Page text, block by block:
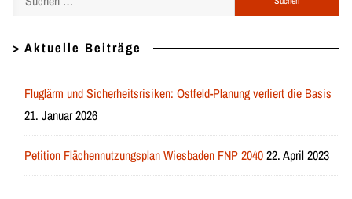
nach:
> Aktuelle Beiträge
Fluglärm und Sicherheitsrisiken: Ostfeld-Planung verliert die Basis
21. Januar 2026
Petition Flächennutzungsplan Wiesbaden FNP 204022. April 2023